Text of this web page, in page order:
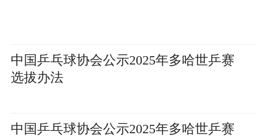
中国乒乓球协会公示2025年多哈世乒赛
选拔办法
中国乒乓球协会公示2025年多哈世乒赛